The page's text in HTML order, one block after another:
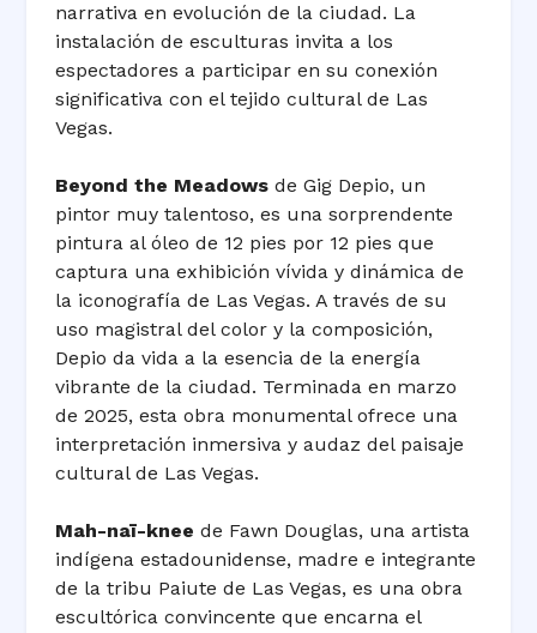
narrativa en evolución de la ciudad. La
instalación de esculturas invita a los
espectadores a participar en su conexión
significativa con el tejido cultural de Las
Vegas.
Beyond the Meadows de Gig Depio, un
pintor muy talentoso, es una sorprendente
pintura al óleo de 12 pies por 12 pies que
captura una exhibición vívida y dinámica de
la iconografía de Las Vegas. A través de su
uso magistral del color y la composición,
Depio da vida a la esencia de la energía
vibrante de la ciudad. Terminada en marzo
de 2025, esta obra monumental ofrece una
interpretación inmersiva y audaz del paisaje
cultural de Las Vegas.
Mah-naī-knee de Fawn Douglas, una artista
indígena estadounidense, madre e integrante
de la tribu Paiute de Las Vegas, es una obra
escultórica convincente que encarna el